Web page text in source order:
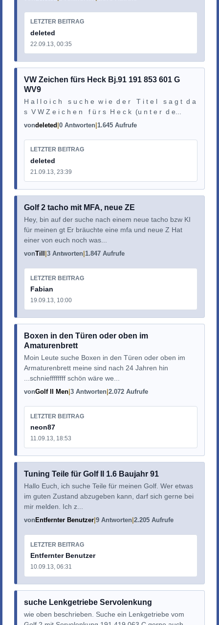
LETZTER BEITRAG
deleted
22.09.13, 00:35
VW Zeichen fürs Heck Bj.91 191 853 601 G
WV9
H a l l o i c h s u c h e w i e d e r T i t e l s a g t d a
s V W Z e i c h e n f ü r s H e c k (u n t e r d e...
vondeleted 0 Antworten 1.645 Aufrufe
LETZTER BEITRAG
deleted
21.09.13, 23:39
Golf 2 tacho mit MFA, neue ZE
Hey, bin auf der suche nach einem neue tacho bzw KI
für meinen gt Er bräuchte eine mfa und neue Z Hat
einer von euch noch was...
vonTill 3 Antworten 1.847 Aufrufe
LETZTER BEITRAG
Fabian
19.09.13, 10:00
Boxen in den Türen oder oben im
Amaturenbrett
Moin Leute suche Boxen in den Türen oder oben im
Armaturenbrett meine sind nach 24 Jahren hin
...schnieffffffff schön wäre we...
vonGolf II Men 3 Antworten 2.072 Aufrufe
LETZTER BEITRAG
neon87
11.09.13, 18:53
Tuning Teile für Golf II 1.6 Baujahr 91
Hallo Euch, ich suche Teile für meinen Golf. Wer etwas
im guten Zustand abzugeben kann, darf sich gerne bei
mir melden. Ich z...
von Entfernter Benutzer 9 Antworten 2.205 Aufrufe
LETZTER BEITRAG
Entfernter Benutzer
10.09.13, 06:31
suche Lenkgetriebe Servolenkung
wie oben beschrieben. Suche ein Lenkgetriebe vom